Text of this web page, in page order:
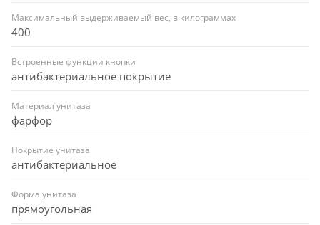
Максимальный выдерживаемый вес, в килограммах
400
Встроенные функции кнопки
антибактериальное покрытие
Материал унитаза
фарфор
Покрытие унитаза
антибактериальное
Форма унитаза
прямоугольная